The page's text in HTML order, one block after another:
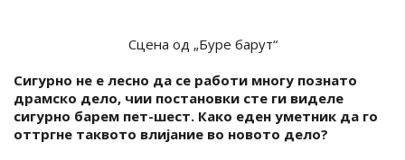
Сцена од „Буре барут“
Сигурно не е лесно да се работи многу познато
драмско дело, чии постановки сте ги виделе
сигурно барем пет-шест. Како еден уметник да го
оттргне таквото влијание во новото дело?